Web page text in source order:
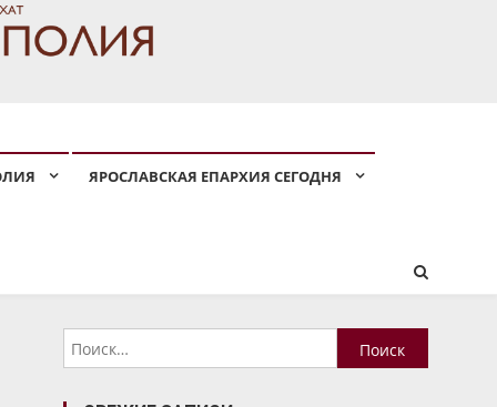
ЯРОСЛАВСКАЯ ЕПАРХИЯ СЕГОДНЯ
Найти: